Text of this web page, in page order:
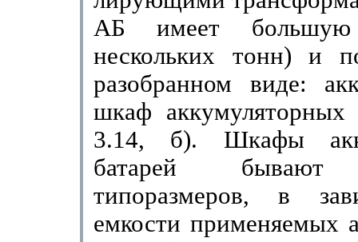
АБ имеет
нескольких тонн) и
разобранном ви­де:
шкаф аккумуляторных
3.14, б). Шкафы
батарей бывают
типоразмеров, в
емкости приме­няемых